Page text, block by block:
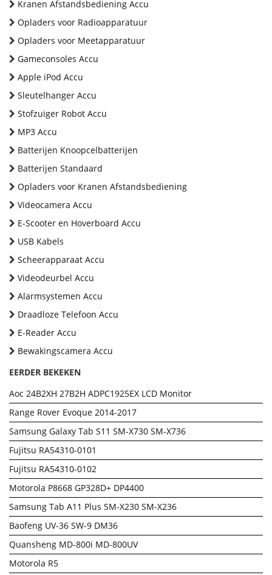
Kranen Afstandsbediening Accu
Opladers voor Radioapparatuur
Opladers voor Meetapparatuur
Gameconsoles Accu
Apple iPod Accu
Sleutelhanger Accu
Stofzuiger Robot Accu
MP3 Accu
Batterijen Knoopcelbatterijen
Batterijen Standaard
Opladers voor Kranen Afstandsbediening
Videocamera Accu
E-Scooter en Hoverboard Accu
USB Kabels
Scheerapparaat Accu
Videodeurbel Accu
Alarmsystemen Accu
Draadloze Telefoon Accu
E-Reader Accu
Bewakingscamera Accu
EERDER BEKEKEN
Aoc 24B2XH 27B2H ADPC1925EX LCD Monitor
Range Rover Evoque 2014-2017
Samsung Galaxy Tab S11 SM-X730 SM-X736
Fujitsu RA54310-0101
Fujitsu RA54310-0102
Motorola P8668 GP328D+ DP4400
Samsung Tab A11 Plus SM-X230 SM-X236
Baofeng UV-36 SW-9 DM36
Quansheng MD-800i MD-800UV
Motorola R5